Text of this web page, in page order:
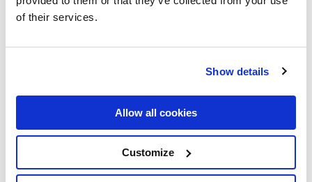
of their services.
Show details
Allow all cookies
Customize